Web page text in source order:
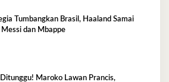
Tumbangkan Brasil, Haaland Samai
Messi dan Mbappe
Maroko Lawan Prancis,